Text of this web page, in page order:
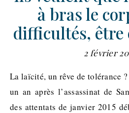
à bras le
difficultés, être
2 février
La laïcité, un rêve de tolérance ? Le 8 septembre 2021,
un an après l’assassinat de
des attentats de janvier 2015